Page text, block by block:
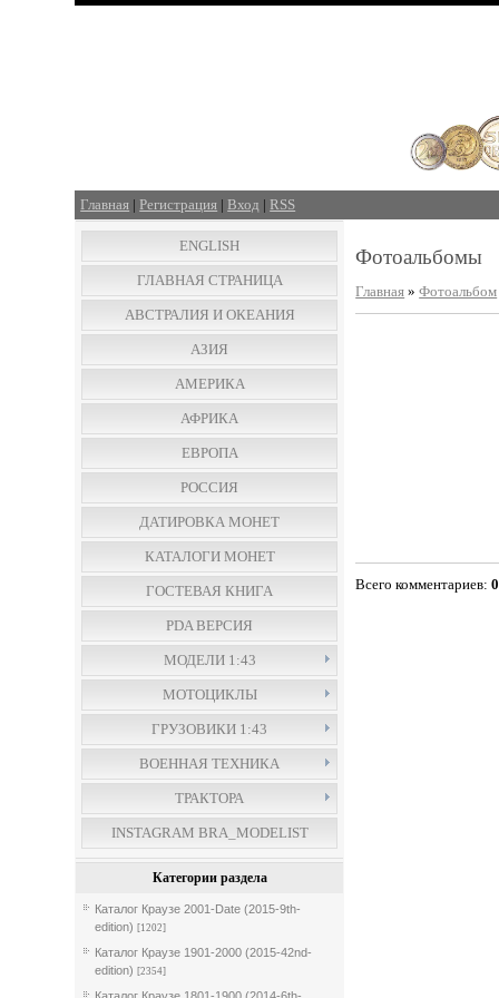
Главная | Регистрация |Вход | RSS
ENGLISH
ГЛАВНАЯ СТРАНИЦА
АВСТРАЛИЯ И ОКЕАНИЯ
АЗИЯ
АМЕРИКА
АФРИКА
ЕВРОПА
РОССИЯ
ДАТИРОВКА МОНЕТ
КАТАЛОГИ МОНЕТ
ГОСТЕВАЯ КНИГА
PDA ВЕРСИЯ
МОДЕЛИ 1:43
МОТОЦИКЛЫ
ГРУЗОВИКИ 1:43
ВОЕННАЯ ТЕХНИКА
ТРАКТОРА
INSTAGRAM BRA_MODELIST
Категории раздела
Каталог Краузе 2001-Date (2015-9th-
edition) [1202]
Каталог Краузе 1901-2000 (2015-42nd-
edition) [2354]
Фотоальбомы
Главная »Фотоальбом
Всего комментариев:0